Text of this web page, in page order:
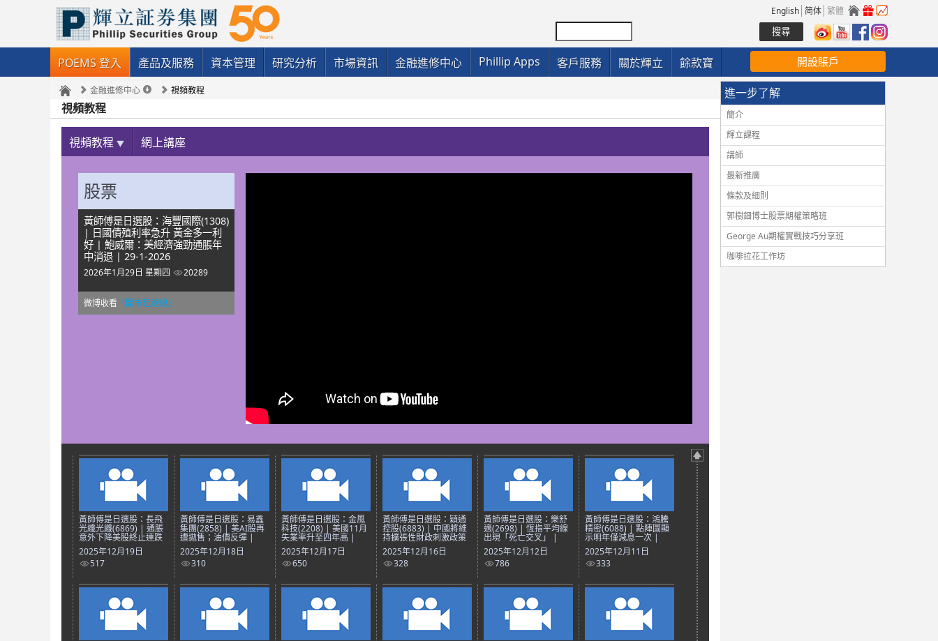
English 简体 繁體
POEMS 登入 產品及服務 資本管理 研究分析 市場資訊 金融進修中心 Phillip Apps 客戶服務 關於輝立 餘款寶 開設賬戶
金融進修中心 視頻教程
視頻教程
視頻教程 網上講座
股票
黃師傅是日選股：海豐國際(1308)
| 日國債殖利率急升 黃金多一利
好 | 鮑威爾：美經濟強勁通脹年
中消退 | 29-1-2026
2026年1月29日 星期四 20289
微博收看 「開市起跑線」
黃師傅是日選股：長飛
光纖光纖(6869) | 通脹
意外下降美股終止連跌
2025年12月19日
517
黃師傅是日選股：易鑫
集團(2858) | 美AI股再
遭拋售；油價反彈 |
2025年12月18日
310
黃師傅是日選股：金風
科技(2208) | 美國11月
失業率升至四年高 |
2025年12月17日
650
黃師傅是日選股：穎通
控股(6883) | 中國將維
持擴張性財政刺激政策
2025年12月16日
328
黃師傅是日選股：樂舒
適(2698) | 恆指平均線
出現「死亡交叉」 |
2025年12月12日
786
黃師傅是日選股：鴻騰
精密(6088) | 點陣圖顯
示明年僅減息一次 |
2025年12月11日
333
進一步了解
簡介
輝立課程
講師
最新推廣
條款及細則
郭樹鈿博士股票期權策略班
George Au期權實戰技巧分享班
咖啡拉花工作坊